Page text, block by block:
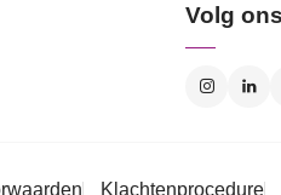
Volg
Klachtenprocedure